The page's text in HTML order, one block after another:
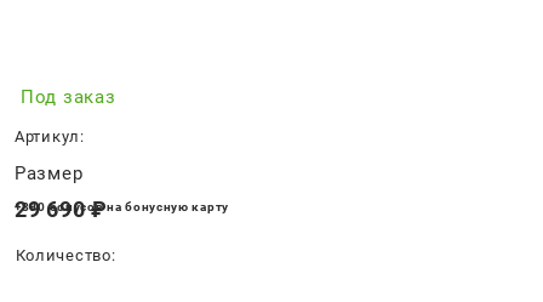
Под заказ
Артикул:
Размер
29 690 ₽
+890 бонусов на бонусную карту
Количество: